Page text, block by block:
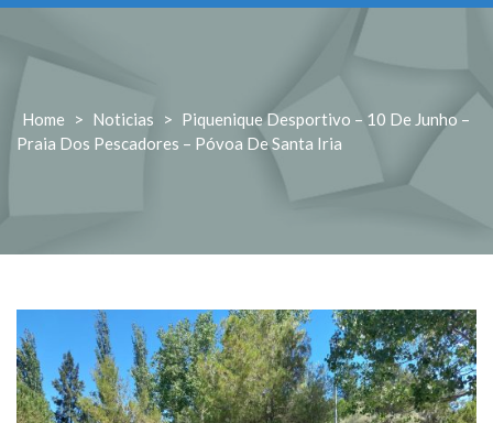
Home > Noticias > Piquenique Desportivo – 10 De Junho –
Praia Dos Pescadores – Póvoa De Santa Iria